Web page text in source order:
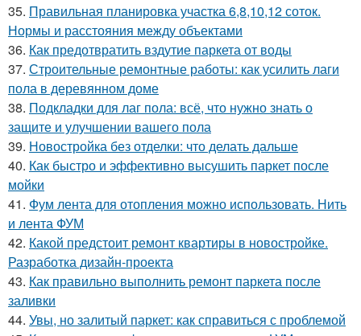
35. Правильная планировка участка 6,8,10,12 соток.
Нормы и расстояния между объектами
36. Как предотвратить вздутие паркета от воды
37. Строительные ремонтные работы: как усилить лаги
пола в деревянном доме
38. Подкладки для лаг пола: всё, что нужно знать о
защите и улучшении вашего пола
39. Новостройка без отделки: что делать дальше
40. Как быстро и эффективно высушить паркет после
мойки
41. Фум лента для отопления можно использовать. Нить
и лента ФУМ
42. Какой предстоит ремонт квартиры в новостройке.
Разработка дизайн-проекта
43. Как правильно выполнить ремонт паркета после
заливки
44. Увы, но залитый паркет: как справиться с проблемой